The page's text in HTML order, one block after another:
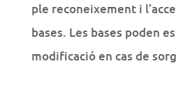
ple reconeixement i
bases. Les bases poden
modificació en cas de